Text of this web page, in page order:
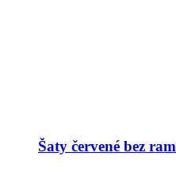
Šaty červené bez